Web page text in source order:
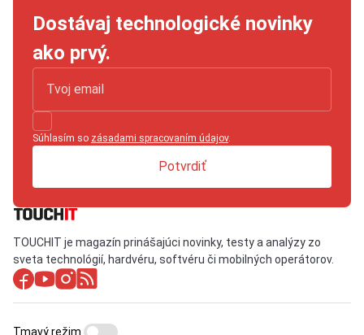
Dostávaj technologické novinky
ako prvý.
Súhlasím so zásadami spracovaním údajov.
Potvrdiť
TOUCHIT je magazín prinášajúci novinky, testy a analýzy zo
sveta technológií, hardvéru, softvéru či mobilných operátorov.
Tmavý režim